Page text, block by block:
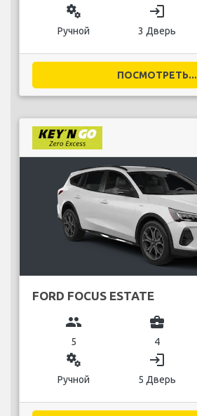
miscellaneous_services
Ручной
login
3 Дверь
ПОСМОТРЕТЬ...
FORD FOCUS ESTATE
group
5
business_center
4
miscellaneous_services
Ручной
login
5 Дверь